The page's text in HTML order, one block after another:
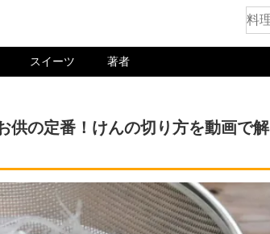
スイーツ 著者
供の定番！けんの切り方を動画で解